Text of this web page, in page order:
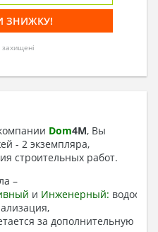
захищені
Dom4M, Вы
- 2 экземпляра,
строительных работ.
–
и Инженерный:
за дополнительную